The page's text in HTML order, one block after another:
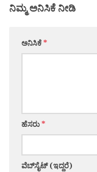
ನಿಮ್ಮ ಅನಿಸಿಕೆ ನೀಡಿ
ಅನಿಸಿಕೆ*
ಹೆಸರು*
ವೆಬ್‌ಸೈಟ್ (ಇದ್ದರೆ)